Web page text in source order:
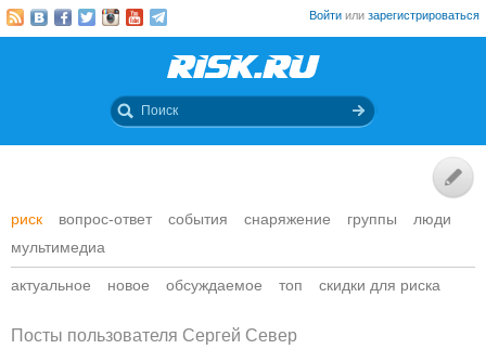
Войти или зарегистрироваться
риск вопрос-ответ события снаряжение группы
люди
мультимедиа
актуальное новое обсуждаемое топ скидки для риска
Посты пользователя Сергей Север